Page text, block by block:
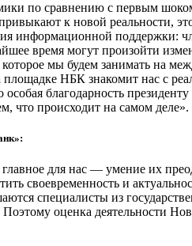
по сравнению с первым
к новой реальности,
информационной поддержки:
время могут произойти
мы будем занимать на
НБК знакомит нас с
благодарность
что происходит на самом деле».
для нас — умение их
своевременность и
специалисты из
оценка деятельности